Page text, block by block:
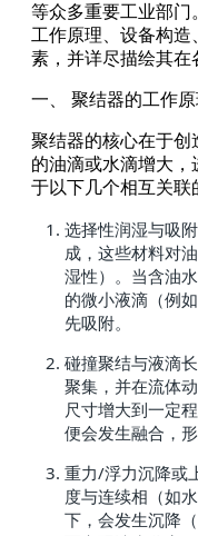
等众多重要工业部门
工作原理、设备构造
素，并详尽描绘其在
一、 聚结器的工作
聚结器的核心在于创
的油滴或水滴增大
于以下几个相互关联
选择性润湿与吸
成，这些材料对
湿性）。当含油
的微小液滴（例
先吸附。
碰撞聚结与液滴
聚集，并在流体
尺寸增大到一定
便会发生融合，
重力/浮力沉降或
度与连续相（如
下，会发生沉降